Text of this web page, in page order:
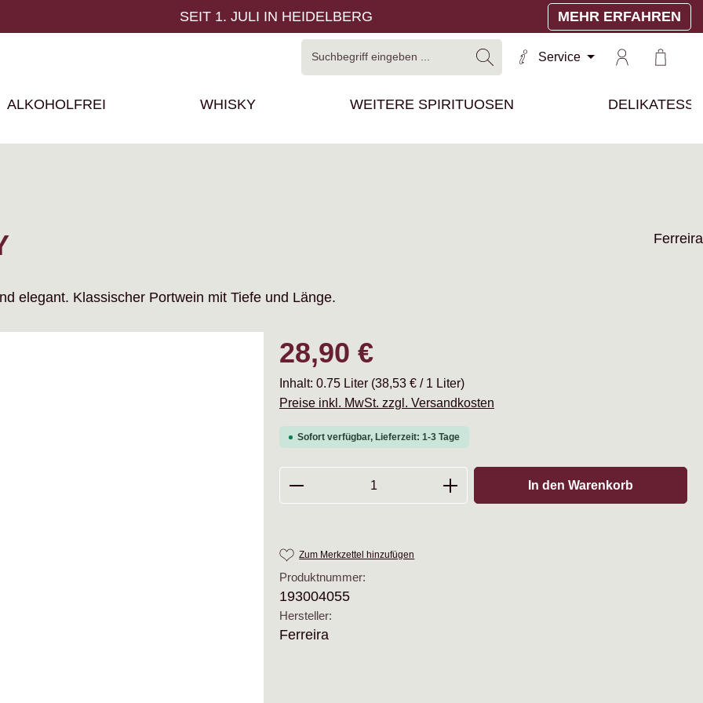
SEIT 1. JULI IN HEIDELBERG MEHR ERFAHREN
Service
ALKOHOLFREI WHISKY WEITERE SPIRITUOSEN
Ferreira
elegant. Klassischer Portwein mit Tiefe und Länge.
Regulärer Preis:
28,90 €
Inhalt: 0.75 Liter (38,53 € / 1 Liter)
Preise inkl. MwSt. zzgl. Versandkosten
Sofort verfügbar, Lieferzeit: 1-3 Tage
Produkt Anzahl: Gib den gewünschten Wert ein
In den Warenkorb
Zum Merkzettel hinzufügen
Produktnummer:
193004055
Hersteller:
Ferreira